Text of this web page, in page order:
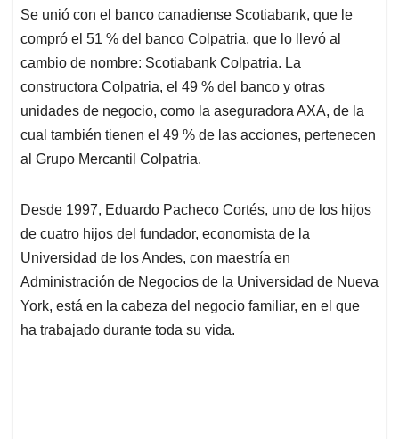
Se unió con el banco canadiense Scotiabank, que le
compró el 51 % del banco Colpatria, que lo llevó al
cambio de nombre: Scotiabank Colpatria. La
constructora Colpatria, el 49 % del banco y otras
unidades de negocio, como la aseguradora AXA, de la
cual también tienen el 49 % de las acciones, pertenecen
al Grupo Mercantil Colpatria.
Desde 1997, Eduardo Pacheco Cortés, uno de los hijos
de cuatro hijos del fundador, economista de la
Universidad de los Andes, con maestría en
Administración de Negocios de la Universidad de Nueva
York, está en la cabeza del negocio familiar, en el que
ha trabajado durante toda su vida.